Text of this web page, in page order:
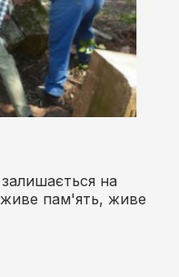
на
живе пам'ять, живе